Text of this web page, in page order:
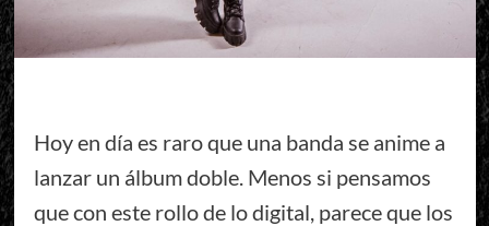
Hoy en día es raro que una banda se anime a
lanzar un álbum doble. Menos si pensamos
que con este rollo de lo digital, parece que los